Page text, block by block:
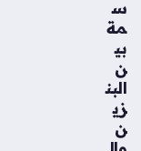
س
مة
بي
ن
البن
زي
ن